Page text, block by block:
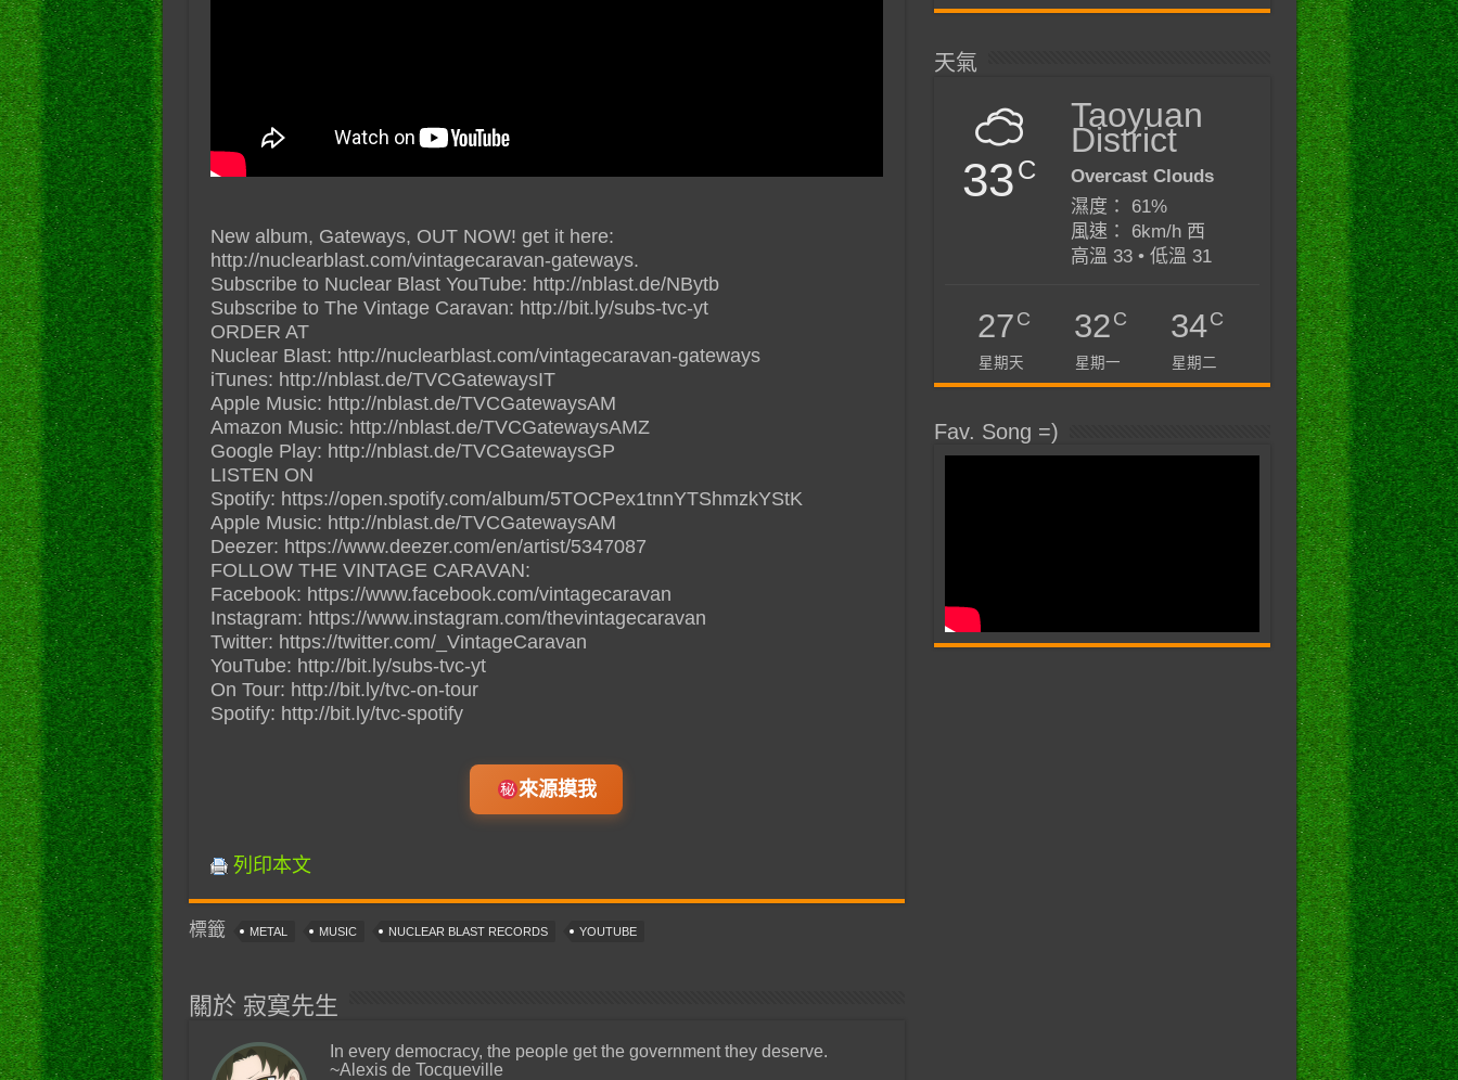
New album, Gateways, OUT NOW! get it here:
http://nuclearblast.com/vintagecaravan-gateways.
Subscribe to Nuclear Blast YouTube: http://nblast.de/NBytb
Subscribe to The Vintage Caravan: http://bit.ly/subs-tvc-yt
ORDER AT
Nuclear Blast: http://nuclearblast.com/vintagecaravan-gateways
iTunes: http://nblast.de/TVCGatewaysIT
Apple Music: http://nblast.de/TVCGatewaysAM
Amazon Music: http://nblast.de/TVCGatewaysAMZ
Google Play: http://nblast.de/TVCGatewaysGP
LISTEN ON
Spotify: https://open.spotify.com/album/5TOCPex1tnnYTShmzkYStK
Apple Music: http://nblast.de/TVCGatewaysAM
Deezer: https://www.deezer.com/en/artist/5347087
FOLLOW THE VINTAGE CARAVAN:
Facebook: https://www.facebook.com/vintagecaravan
Instagram: https://www.instagram.com/thevintagecaravan
Twitter: https://twitter.com/_VintageCaravan
YouTube: http://bit.ly/subs-tvc-yt
On Tour: http://bit.ly/tvc-on-tour
Spotify: http://bit.ly/tvc-spotify
來源摸我
列印本文
標籤 METAL MUSIC NUCLEAR BLAST RECORDS YOUTUBE
關於 寂寞先生
In every democracy, the people get the government they deserve.
~Alexis de Tocqueville
天氣
33C
Taoyuan
District
Overcast Clouds
濕度： 61%
風速： 6km/h 西
高溫 33 • 低溫 31
27C
星期天
32C
星期一
34C
星期二
Fav. Song =)